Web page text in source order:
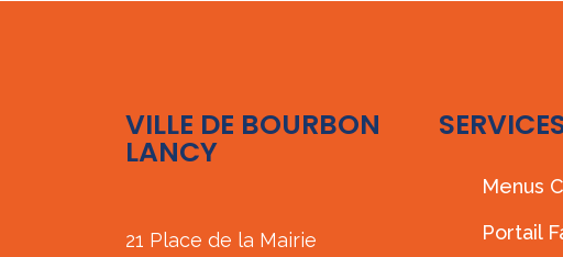
VILLE DE BOURBON
LANCY
21 Place de la Mairie
Menus
Portail